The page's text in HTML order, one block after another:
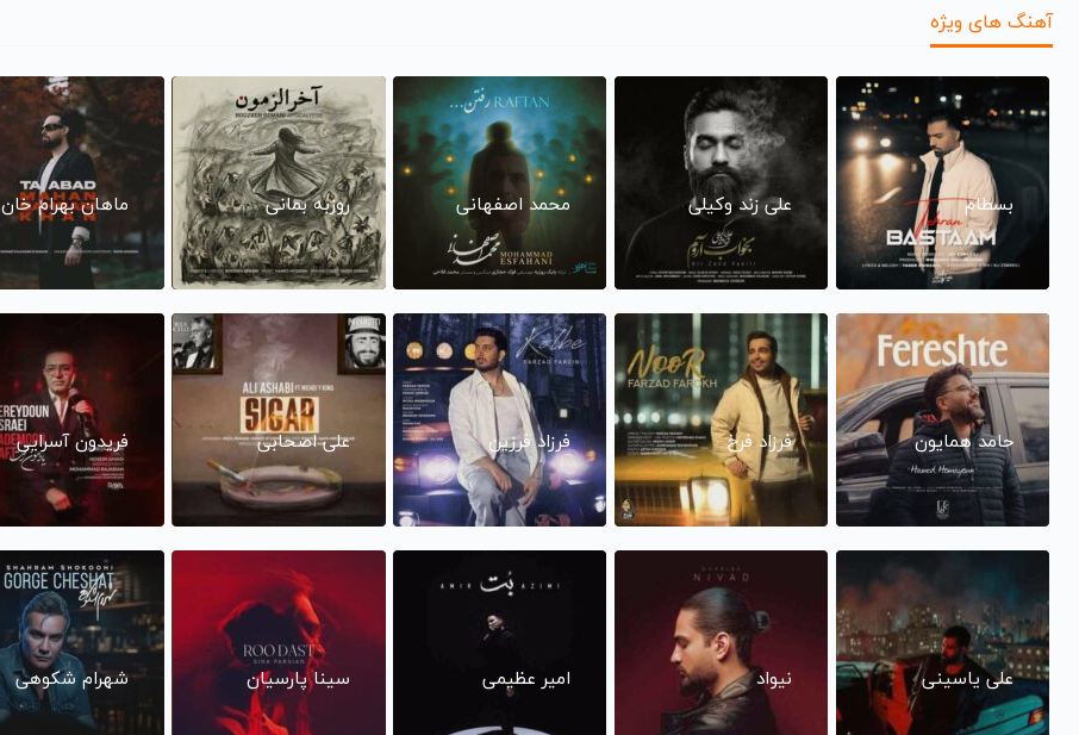
آهنگ های ویژه
بسطام علی زند وکیلی محمد اصفهانی روزبه بمانی ماهان بهرام خان
حامد همایون فرزاد فرخ فرزاد فرزین علی اصحابی فریدون آسرایی
علی یاسینی نیواد امیر عظیمی سینا پارسیان شهرام شکوهی